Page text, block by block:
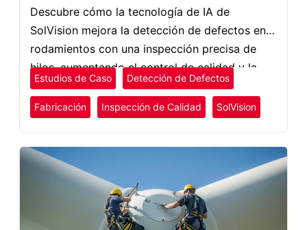
Descubre cómo la tecnología de IA de
SolVision mejora la detección de defectos en
rodamientos con una inspección precisa de
hilos, aumentando el control de calidad y la
eficiencia.
Estudios de Caso Detección de Defectos
Fabricación Inspección de Calidad SolVision